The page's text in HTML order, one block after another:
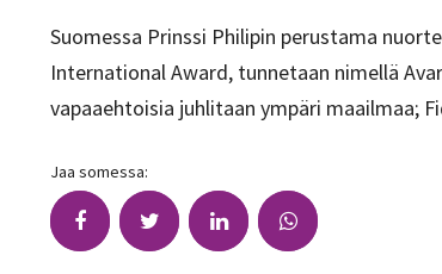
Suomessa Prinssi Philipin perustama
International Award, tunnetaan nimellä
vapaaehtoisia juhlitaan ympäri maailmaa;
Jaa somessa: